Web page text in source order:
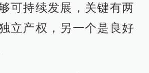
可持续发展，关键有两
立产权，另一个是良好